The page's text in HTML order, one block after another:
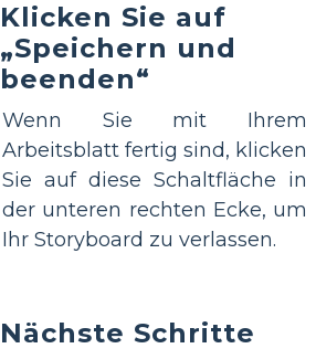
Klicken Sie auf
„Speichern und
beenden“
Wenn Sie mit Ihrem
Arbeitsblatt fertig sind, klicken
Sie auf diese Schaltfläche in
der unteren rechten Ecke, um
Ihr Storyboard zu verlassen.
Nächste Schritte